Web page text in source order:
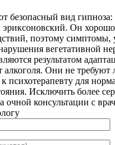
безопасный вид гипноза:
эриксоновский. Он
поэтому
вегетативной
результатом
алкоголя. Они не требуют
психотерапевту для
Исключить более
консультации с